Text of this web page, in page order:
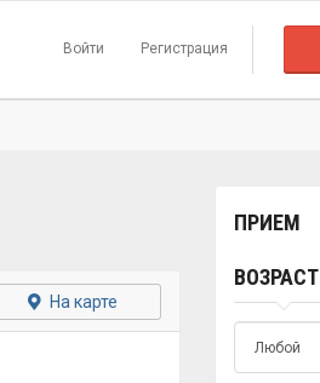
Войти Регистрация
На карте
ПРИЕМ
ВОЗРАСТ